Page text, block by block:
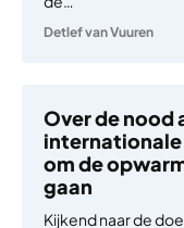
Detlef van Vuuren
Over de nood
internationale
om de
gaan
Kijkend naar de